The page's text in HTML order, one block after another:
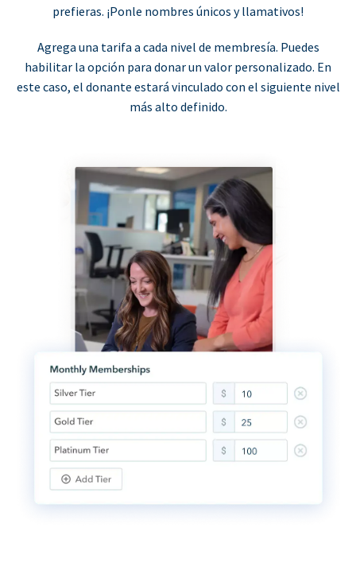
prefieras. ¡Ponle nombres únicos y llamativos!
Agrega una tarifa a cada nivel de membresía. Puedes
habilitar la opción para donar un valor personalizado. En
este caso, el donante estará vinculado con el siguiente nivel
más alto definido.